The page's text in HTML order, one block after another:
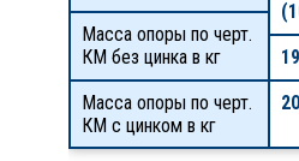
Масса опоры по черт.
КМ без цинка в кг
Масса опоры по черт.
КМ с цинком в кг